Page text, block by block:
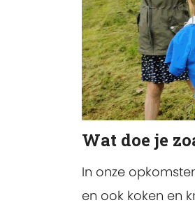
Wat doe je
In onze
en ook koken en